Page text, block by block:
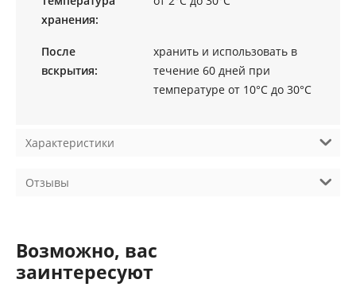
хранения:
После
вскрытия:
хранить и использовать в
течение 60 дней при
температуре от 10°C до 30°C
Характеристики
Отзывы
Возможно, вас
заинтересуют